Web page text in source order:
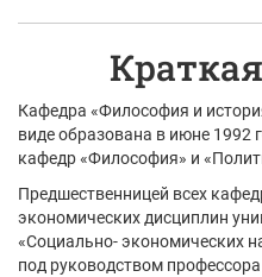
Кафедра «Философия и
виде образована в июне 1992
кафедр «Философия» и
Предшественницей всех
экономических дисциплин
«Социально- экономических
под руководством